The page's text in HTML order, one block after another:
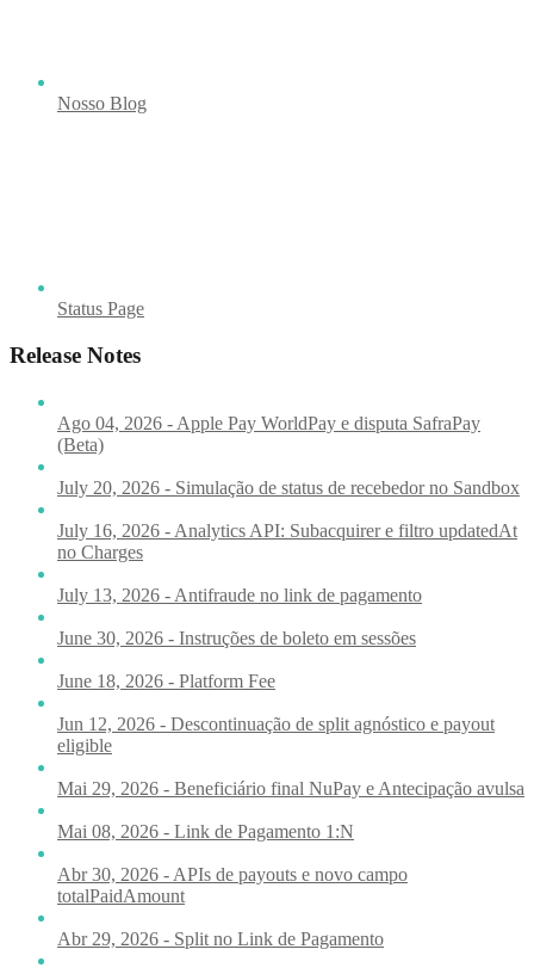
Nosso Blog
Status Page
Release Notes
Ago 04, 2026 - Apple Pay WorldPay e disputa SafraPay
(Beta)
July 20, 2026 - Simulação de status de recebedor no Sandbox
July 16, 2026 - Analytics API: Subacquirer e filtro updatedAt
no Charges
July 13, 2026 - Antifraude no link de pagamento
June 30, 2026 - Instruções de boleto em sessões
June 18, 2026 - Platform Fee
Jun 12, 2026 - Descontinuação de split agnóstico e payout
eligible
Mai 29, 2026 - Beneficiário final NuPay e Antecipação avulsa
Mai 08, 2026 - Link de Pagamento 1:N
Abr 30, 2026 - APIs de payouts e novo campo
totalPaidAmount
Abr 29, 2026 - Split no Link de Pagamento